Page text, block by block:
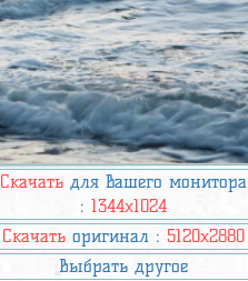
Скачать для вашего монитора
:1344x1024
Скачать оригинал :5120x2880
Выбрать другое